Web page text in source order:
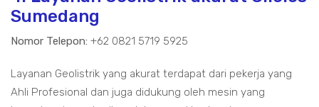
Sumedang
Nomor Telepon: +62 0821 5719 5925
Layanan Geolistrik yang akurat terdapat dari pekerja yang
Ahli Profesional dan juga didukung oleh mesin yang